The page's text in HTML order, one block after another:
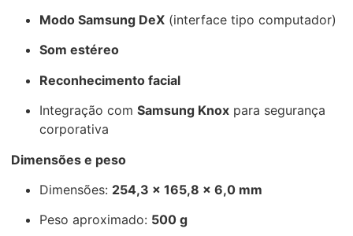
Modo Samsung DeX (interface tipo computador)
Som estéreo
Reconhecimento facial
Integração com Samsung Knox para segurança
corporativa
Dimensões e peso
Dimensões: 254,3 × 165,8 × 6,0 mm
Peso aproximado: 500 g